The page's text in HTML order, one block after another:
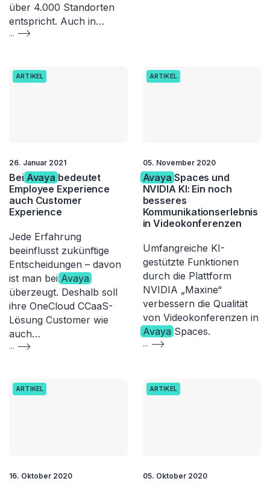
über 4.000 Standorten
entspricht. Auch in…
...
ARTIKEL
26. Januar 2021
BeiAvaya bedeutet
Employee Experience
auch Customer
Experience
Jede Erfahrung
beeinflusst zukünftige
Entscheidungen – davon
ist man bei Avaya
überzeugt. Deshalb soll
ihre OneCloud CCaaS-
Lösung Customer wie
auch…
...
ARTIKEL
05. November 2020
Avaya Spaces und
NVIDIA KI: Ein noch
besseres
Kommunikationserlebnis
in Videokonferenzen
Umfangreiche KI-
gestützte Funktionen
durch die Plattform
NVIDIA „Maxine“
verbessern die Qualität
von Videokonferenzen in
Avaya Spaces.
...
ARTIKEL
16. Oktober 2020
ARTIKEL
05. Oktober 2020